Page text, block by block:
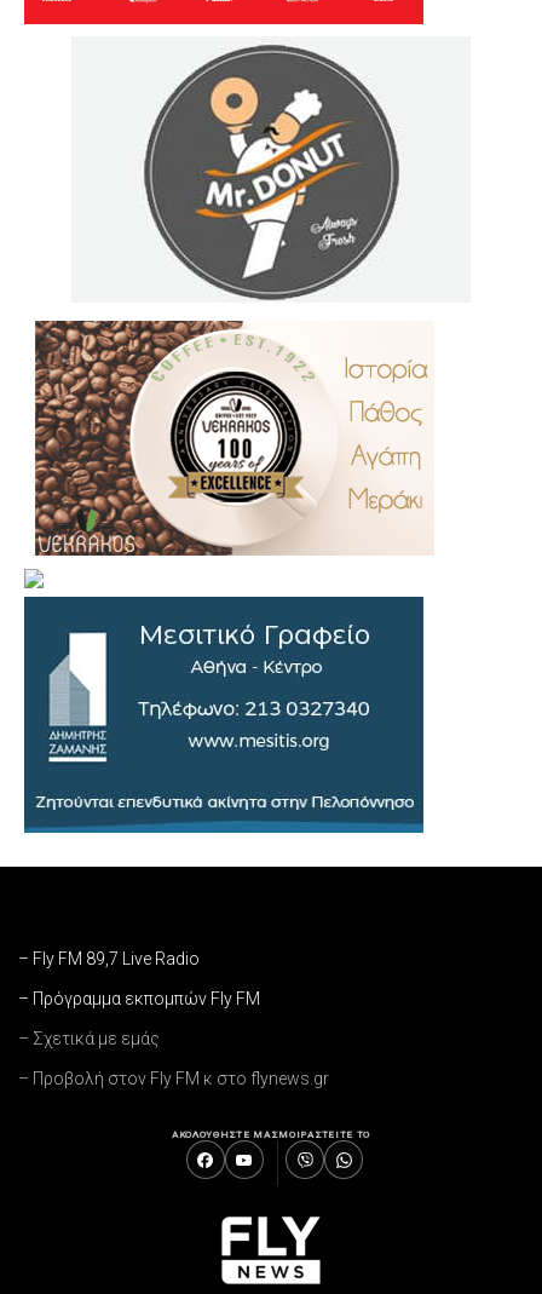
– Fly FM 89,7 Live Radio
– Πρόγραμμα εκπομπών Fly FM
– Σχετικά με εμάς
– Προβολή στον Fly FM κ στο flynews.gr
ΑΚΟΛΟΥΘΗΣΤΕ ΜΑΣΜΟΙΡΑΣΤΕΙΤΕ ΤΟ